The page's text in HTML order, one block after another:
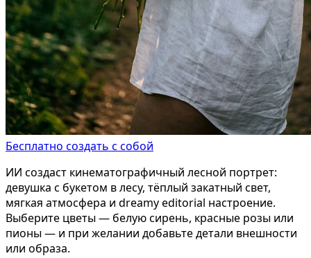
Бесплатно создать с собой
ИИ создаст кинематографичный лесной портрет:
девушка с букетом в лесу, тёплый закатный свет,
мягкая атмосфера и dreamy editorial настроение.
Выберите цветы — белую сирень, красные розы или
пионы — и при желании добавьте детали внешности
или образа.